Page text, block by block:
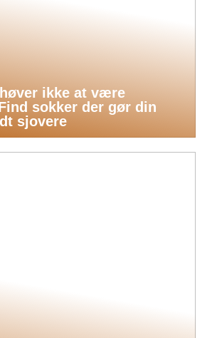
ikke at være
sokker der gør din
sjovere